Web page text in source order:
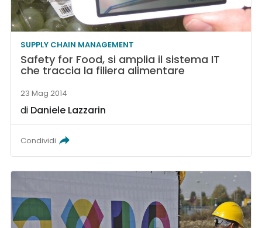
SUPPLY CHAIN MANAGEMENT
Safety for Food, si amplia il sistema IT
che traccia la filiera alimentare
23 Mag 2014
di Daniele Lazzarin
Condividi